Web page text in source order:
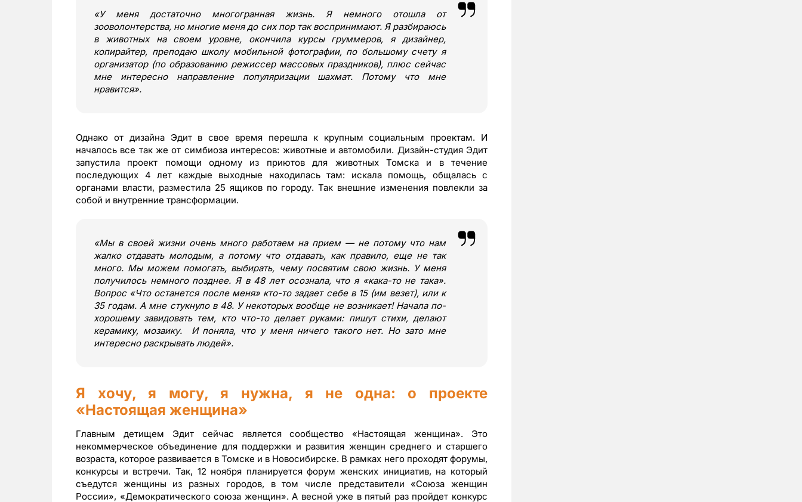
«У меня достаточно многогранная жизнь. Я немного отошла от
зооволонтерства, но многие меня до сих пор так воспринимают. Я разбираюсь
в животных на своем уровне, окончила курсы груммеров, я дизайнер,
копирайтер, преподаю школу мобильной фотографии, по большому счету я
организатор (по образованию режиссер массовых праздников), плюс сейчас
мне интересно направление популяризации шахмат. Потому что мне
нравится».
Однако от дизайна Эдит в свое время перешла к крупным социальным проектам. И
началось все так же от симбиоза интересов: животные и автомобили. Дизайн-студия Эдит
запустила проект помощи одному из приютов для животных Томска и в течение
последующих 4 лет каждые выходные находилась там: искала помощь, общалась с
органами власти, разместила 25 ящиков по городу. Так внешние изменения повлекли за
собой и внутренние трансформации.
«Мы в своей жизни очень много работаем на прием — не потому что нам
жалко отдавать молодым, а потому что отдавать, как правило, еще не так
много. Мы можем помогать, выбирать, чему посвятим свою жизнь. У меня
получилось немного позднее. Я в 48 лет осознала, что я «кака-то не така».
Вопрос «Что останется после меня»кто-то задает себе в 15 (им везет), или к
35 годам. А мне стукнуло в 48. У некоторых вообще не возникает! Начала по-
хорошему завидовать тем, кто что-то делает руками: пишут стихи, делают
керамику, мозаику. И поняла, что у меня ничего такого нет. Но зато мне
интересно раскрывать людей».
Я хочу, я могу, я нужна, я не одна: о проекте
«Настоящая женщина»
Главным детищем Эдит сейчас является сообщество «Настоящая женщина». Это
некоммерческое объединение для поддержки и развития женщин среднего и старшего
возраста, которое развивается в Томске и в Новосибирске. В рамках него проходят форумы,
конкурсы и встречи. Так, 12 ноября планируется форум женских инициатив, на который
съедутся женщины из разных городов, в том числе представители «Союза женщин
России», «Демократического союза женщин». А весной уже в пятый раз пройдет конкурс